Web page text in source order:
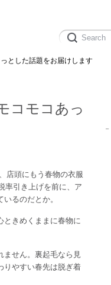
とした話題をお届けします
コモコあっ
店頭にもう春物の衣服
率引き上げを前に、ア
るのだとか。
ときめくままに春物に
ません。裏起毛なら見
りやすい春先は脱ぎ着